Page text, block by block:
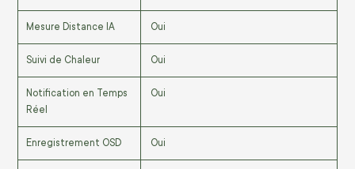
Mesure Distance IA Oui
Suivi de Chaleur Oui
Notification en Temps
Réel
Oui
Enregistrement OSD Oui